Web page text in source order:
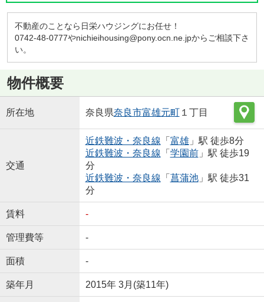
不動産のことなら日栄ハウジングにお任せ！
0742-48-0777やnichieihousing@pony.ocn.ne.jpからご相談下さ
い。
物件概要
所在地 奈良県奈良市富雄元町１丁目
交通
近鉄難波・奈良線 「 富雄」駅 徒歩8分
近鉄難波・奈良線 「 学園前」駅 徒歩19
分
近鉄難波・奈良線 「 菖蒲池」駅 徒歩31
分
賃料 -
管理費等 -
面積 -
築年月 2015年 3月(築11年)